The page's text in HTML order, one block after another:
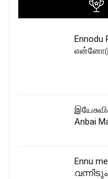
Ennodu
Anbai
Ennu
വന്നിടും